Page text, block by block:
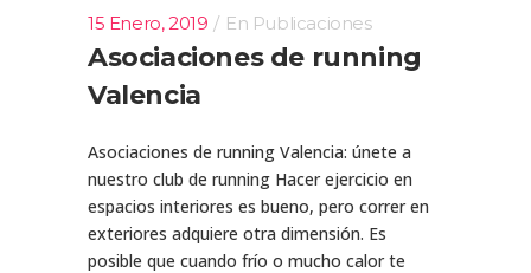
15 Enero, 2019 En Publicaciones
Asociaciones de running
Valencia
Asociaciones de running Valencia: únete a
nuestro club de running Hacer ejercicio en
espacios interiores es bueno, pero correr en
exteriores adquiere otra dimensión. Es
posible que cuando frío o mucho calor te